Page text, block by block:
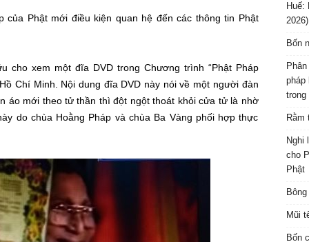
của Phật mới điều kiện quan hệ đến các thông tin Phật
cho xem một đĩa DVD trong Chương trình “Phật Pháp
Chí Minh. Nội dung đĩa DVD này nói về một người đàn
áo mới theo tử thần thì đột ngột thoát khỏi cửa tử là nhờ
do chùa Hoằng Pháp và chùa Ba Vàng phối hợp thực
Huế:
2026)
Bốn
pháp
trong
Rằm
Nghi
cho
Phật
Mũi
Bốn